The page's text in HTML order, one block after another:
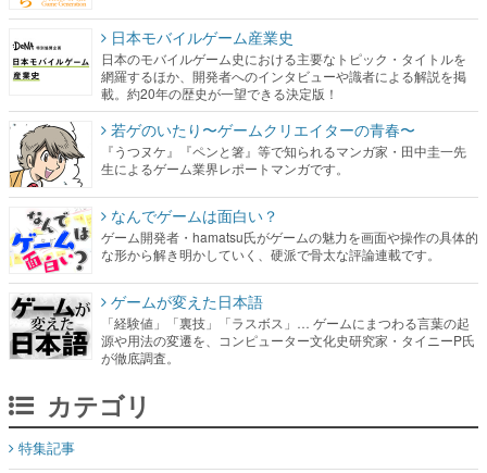
日本モバイルゲーム産業史
日本のモバイルゲーム史における主要なトピック・タイトルを
網羅するほか、開発者へのインタビューや識者による解説を掲
載。約20年の歴史が一望できる決定版！
若ゲのいたり〜ゲームクリエイターの青春〜
『うつヌケ』『ペンと箸』等で知られるマンガ家・田中圭一先
生によるゲーム業界レポートマンガです。
なんでゲームは面白い？
ゲーム開発者・hamatsu氏がゲームの魅力を画面や操作の具体的
な形から解き明かしていく、硬派で骨太な評論連載です。
ゲームが変えた日本語
「経験値」「裏技」「ラスボス」… ゲームにまつわる言葉の起
源や用法の変遷を、コンピューター文化史研究家・タイニーP氏
が徹底調査。
カテゴリ
特集記事